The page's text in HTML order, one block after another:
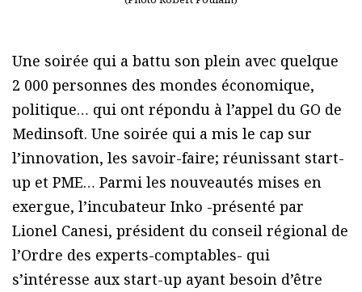
Une soirée qui a battu son plein avec quelque
2 000 personnes des mondes économique,
politique… qui ont répondu à l’appel du GO de
Medinsoft. Une soirée qui a mis le cap sur
l’innovation, les savoir-faire; réunissant start-
up et PME… Parmi les nouveautés mises en
exergue, l’incubateur Inko -présenté par
Lionel Canesi, président du conseil régional de
l’Ordre des experts-comptables- qui
s’intéresse aux start-up ayant besoin d’être